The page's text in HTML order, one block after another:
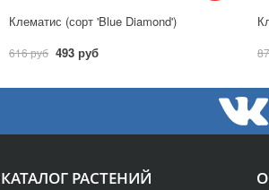
Клематис (сорт 'Blue Diamond')
616 руб 493 руб
КАТАЛОГ РАСТЕНИЙ